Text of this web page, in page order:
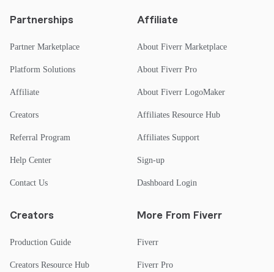
Partnerships
Partner Marketplace
Platform Solutions
Affiliate
Creators
Referral Program
Help Center
Contact Us
Affiliate
About Fiverr Marketplace
About Fiverr Pro
About Fiverr LogoMaker
Affiliates Resource Hub
Affiliates Support
Sign-up
Dashboard Login
Creators
Production Guide
Creators Resource Hub
More From Fiverr
Fiverr
Fiverr Pro